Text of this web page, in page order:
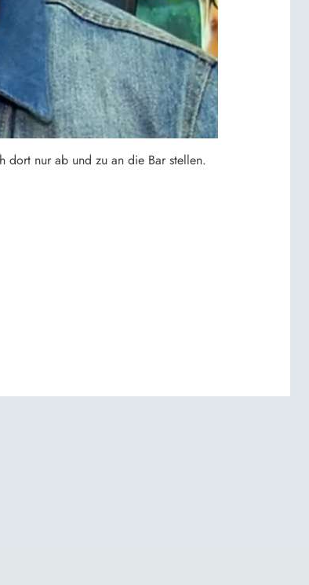
dort nur ab und zu an die Bar stellen.